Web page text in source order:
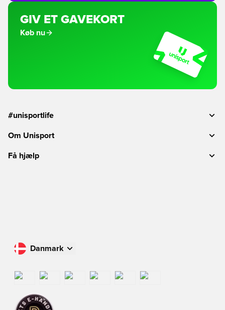
GIV ET GAVEKORT
Køb nu
#unisportlife
Om Unisport
Få hjælp
Danmark